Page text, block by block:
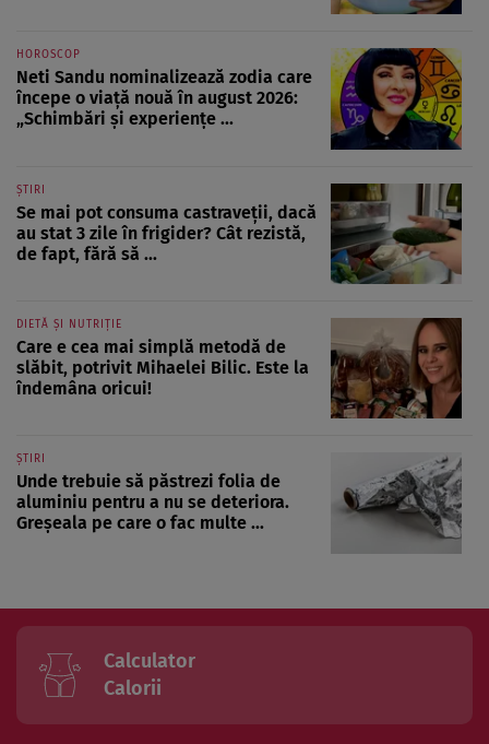
HOROSCOP
Neti Sandu nominalizează zodia care
începe o viață nouă în august 2026:
„Schimbări și experiențe ...
ȘTIRI
Se mai pot consuma castraveții, dacă
au stat 3 zile în frigider? Cât rezistă,
de fapt, fără să ...
DIETĂ ȘI NUTRIȚIE
Care e cea mai simplă metodă de
slăbit, potrivit Mihaelei Bilic. Este la
îndemâna oricui!
ȘTIRI
Unde trebuie să păstrezi folia de
aluminiu pentru a nu se deteriora.
Greșeala pe care o fac multe ...
Calculator
Calorii